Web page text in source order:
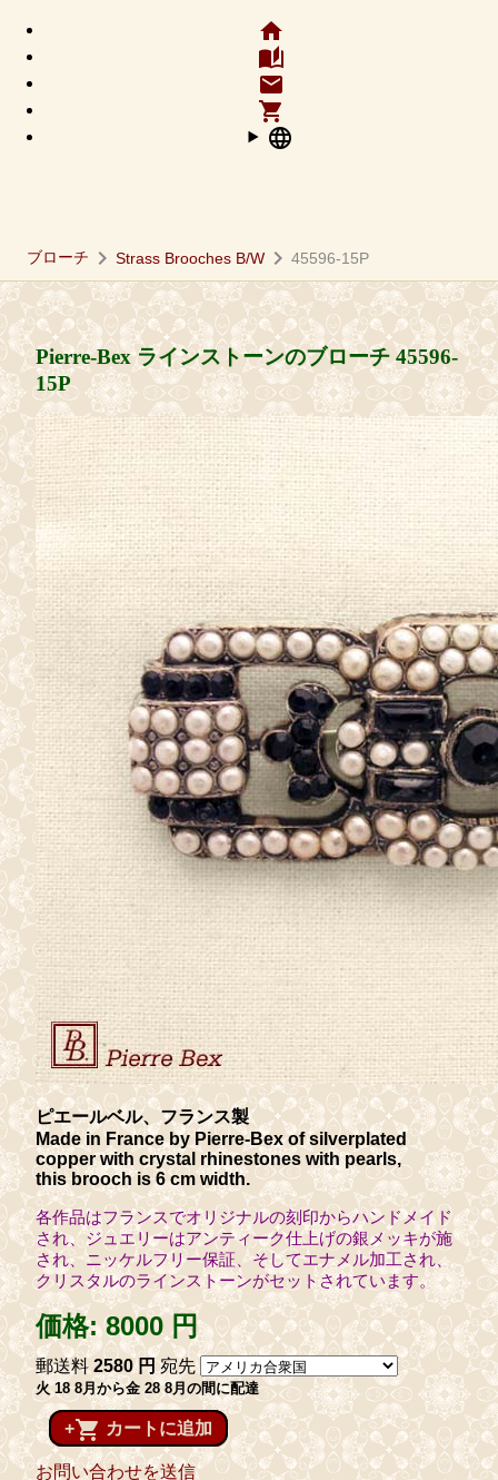
home
auto_stories
email
shopping_cart
language
ブローチ chevron_right Strass Brooches B/W chevron_right 45596-15P
Pierre-Bex ラインストーンのブローチ45596-
15P
ピエールベル、フランス製
Made in France by Pierre-Bex of silverplated
copper with crystal rhinestones with pearls,
this brooch is 6 cm width.
各作品はフランスでオリジナルの刻印からハンドメイド
され、ジュエリーはアンティーク仕上げの銀メッキが施
され、ニッケルフリー保証、そしてエナメル加工され、
クリスタルのラインストーンがセットされています。
価格:8000 円
郵送料 2580 円 宛先
火 18 8月から金 28 8月の間に配達
+shopping_cart カートに追加
お問い合わせを送信